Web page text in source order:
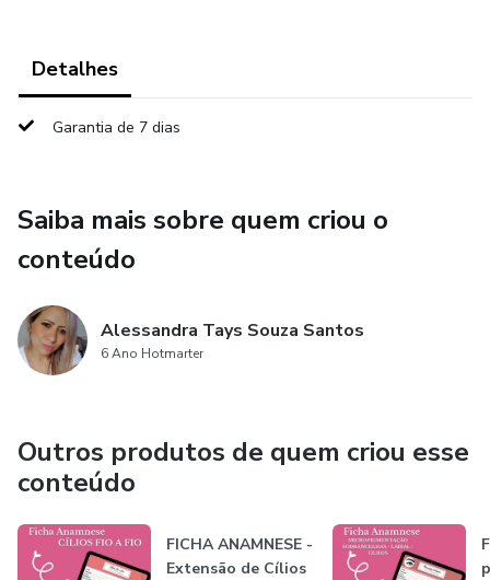
Detalhes
Garantia de 7 dias
Saiba mais sobre quem criou o
conteúdo
Alessandra Tays Souza Santos
6 Ano Hotmarter
Outros produtos de quem criou esse
conteúdo
FICHA ANAMNESE -
Extensão de Cílios